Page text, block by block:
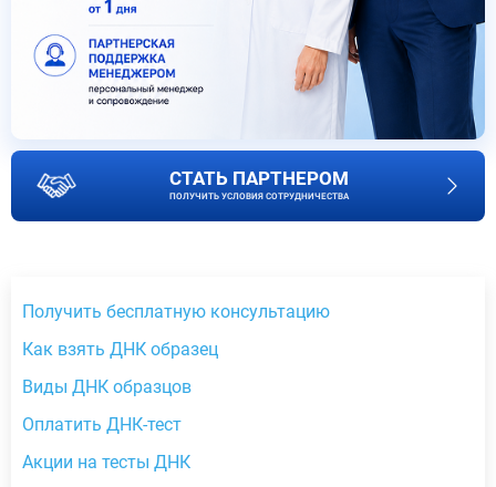
СТАТЬ ПАРТНЕРОМ
ПОЛУЧИТЬ УСЛОВИЯ СОТРУДНИЧЕСТВА
Получить бесплатную консультацию
Как взять ДНК образец
Виды ДНК образцов
Оплатить ДНК-тест
Акции на тесты ДНК